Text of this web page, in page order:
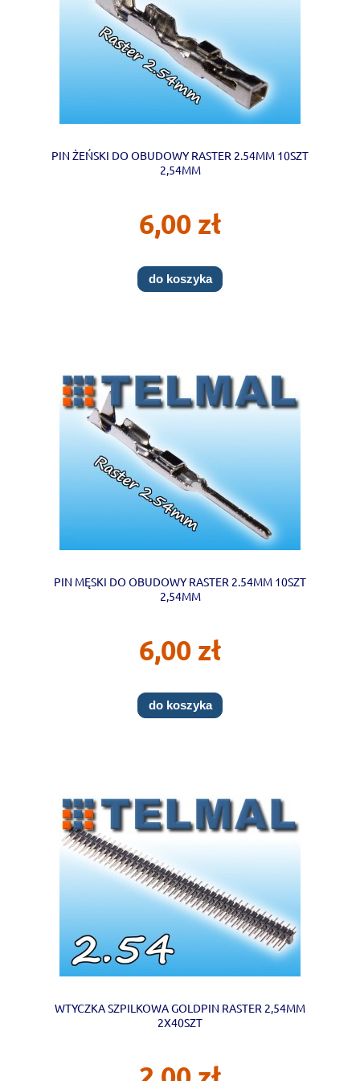
PIN ŻEŃSKI DO OBUDOWY RASTER 2.54MM 10SZT
2,54MM
6,00 zł
do koszyka
PIN MĘSKI DO OBUDOWY RASTER 2.54MM 10SZT
2,54MM
6,00 zł
do koszyka
WTYCZKA SZPILKOWA GOLDPIN RASTER 2,54MM
2X40SZT